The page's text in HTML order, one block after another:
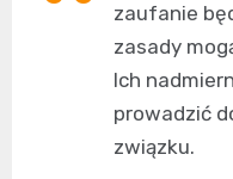
zaufanie
zasady
Ich
prowadzić
związku.